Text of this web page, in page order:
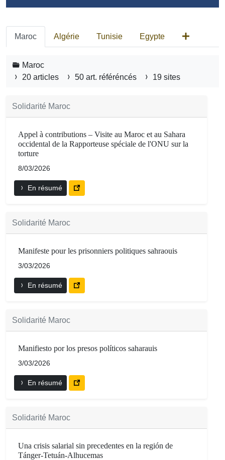
Maroc Algérie Tunisie Egypte
Maroc
20 articles
50 art. référéncés 19 sites
Solidarité Maroc
Appel à contributions – Visite au Maroc et au Sahara
occidental de la Rapporteuse spéciale de l'ONU sur la
torture
8/03/2026
En résumé
Solidarité Maroc
Manifeste pour les prisonniers politiques sahraouis
3/03/2026
En résumé
Solidarité Maroc
Manifiesto por los presos políticos saharauis
3/03/2026
En résumé
Solidarité Maroc
Una crisis salarial sin precedentes en la región de
Tánger-Tetuán-Alhucemas